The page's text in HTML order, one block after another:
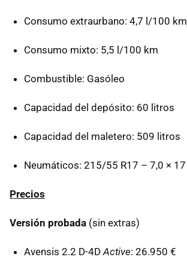
Consumo extraurbano: 4,7 l/100 km
Consumo mixto: 5,5 l/100 km
Combustible: Gasóleo
Capacidad del depósito: 60 litros
Capacidad del maletero: 509 litros
Neumáticos: 215/55 R17 – 7,0 × 17
Precios
Versión probada (sin extras)
Avensis 2.2 D-4D Active: 26.950 €